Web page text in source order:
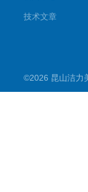
技术文章
©2026 昆山洁